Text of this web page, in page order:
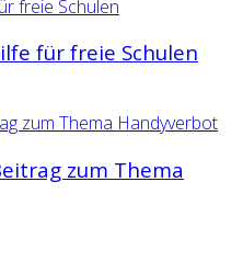
für freie Schulen
zum Thema